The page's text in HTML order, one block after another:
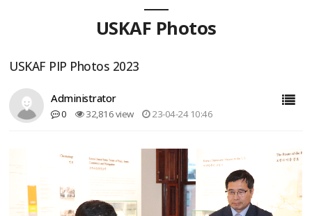
USKAF Photos
USKAF PIP Photos 2023
Administrator
0 32,816 view 23-04-24 10:46